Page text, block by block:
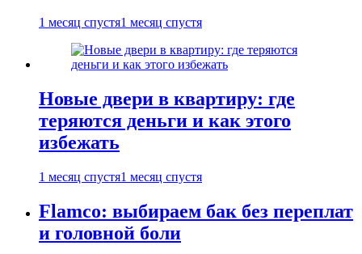
1 месяц спустя1 месяц спустя
Новые двери в квартиру: где
теряются деньги и как этого
избежать
1 месяц спустя1 месяц спустя
Flamco: выбираем бак без переплат
и головной боли